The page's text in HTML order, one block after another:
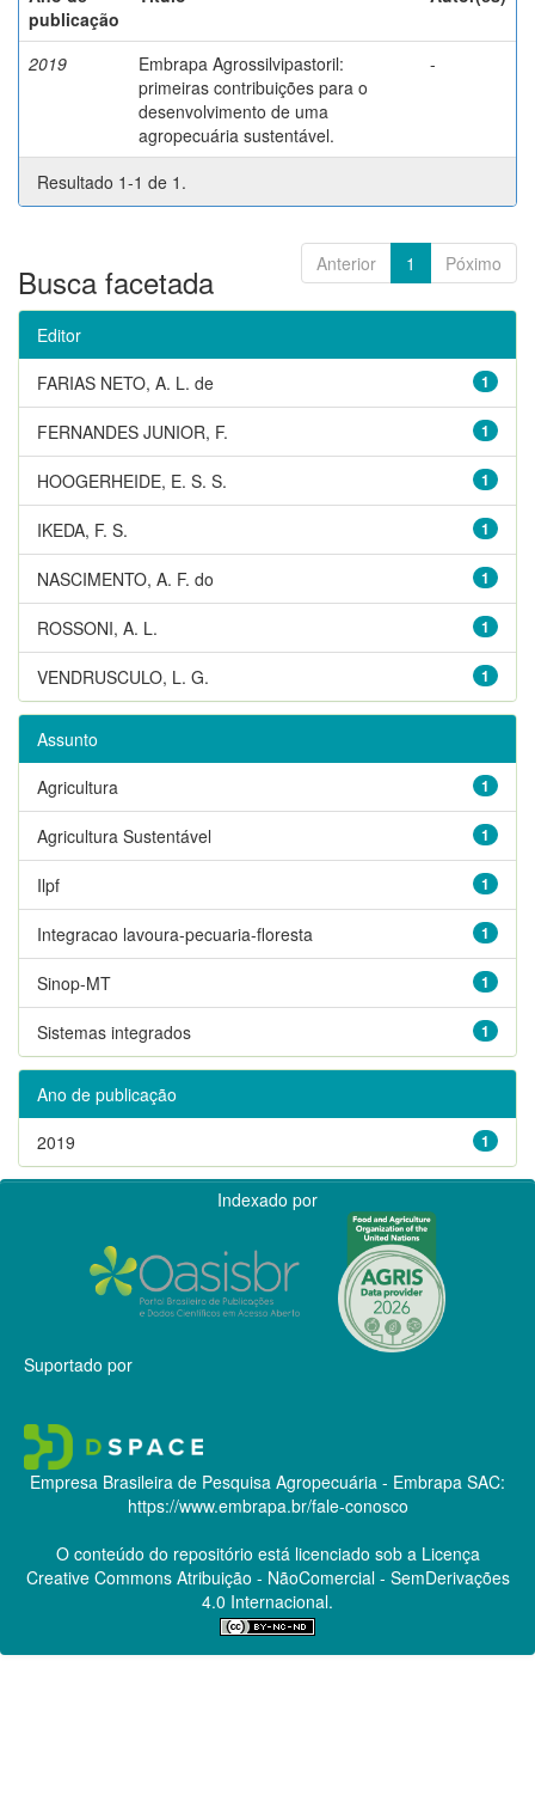
publicação
2019
Embrapa Agrossilvipastoril:
primeiras contribuições para o
desenvolvimento de uma
agropecuária sustentável.
-
Resultado 1-1 de 1.
Anterior 1 Póximo
Busca facetada
Editor
1
FARIAS NETO, A. L. de
1
FERNANDES JUNIOR, F.
1
HOOGERHEIDE, E. S. S.
1
IKEDA, F. S.
1
NASCIMENTO, A. F. do
1
ROSSONI, A. L.
1
VENDRUSCULO, L. G.
Assunto
1
Agricultura
1
Agricultura Sustentável
1
Ilpf
1
Integracao lavoura-pecuaria-floresta
1
Sinop-MT
1
Sistemas integrados
Ano de publicação
1
2019
Indexado por
Suportado por
Empresa Brasileira de Pesquisa Agropecuária - Embrapa SAC:
https://www.embrapa.br/fale-conosco
O conteúdo do repositório está licenciado sob a Licença
Creative CommonsAtribuição - NãoComercial - SemDerivações
4.0 Internacional.